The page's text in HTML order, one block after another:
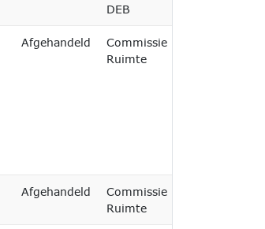
DEB
Afgehandeld
Commissie
Ruimte
Afgehandeld
Commissie
Ruimte